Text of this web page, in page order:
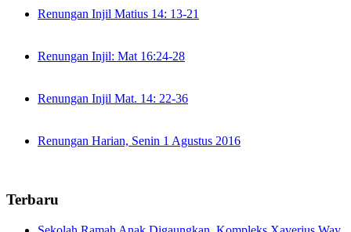
Renungan Injil Matius 14: 13-21
Renungan Injil: Mat 16:24-28
Renungan Injil Mat. 14: 22-36
Renungan Harian, Senin 1 Agustus 2016
Terbaru